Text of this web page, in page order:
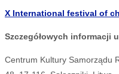
X International festival of
Szczegółowych informacji
Centrum Kultury Samorządu